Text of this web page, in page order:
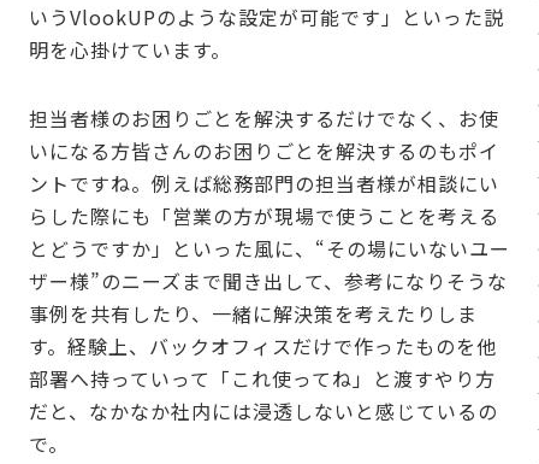
いうVlookUPのような設定が可能です」といった説
明を心掛けています。
担当者様のお困りごとを解決するだけでなく、お使
いになる方皆さんのお困りごとを解決するのもポイ
ントですね。例えば総務部門の担当者様が相談にい
らした際にも「営業の方が現場で使うことを考える
とどうですか」といった風に、“その場にいないユー
ザー様”のニーズまで聞き出して、参考になりそうな
事例を共有したり、一緒に解決策を考えたりしま
す。経験上、バックオフィスだけで作ったものを他
部署へ持っていって「これ使ってね」と渡すやり方
だと、なかなか社内には浸透しないと感じているの
で。